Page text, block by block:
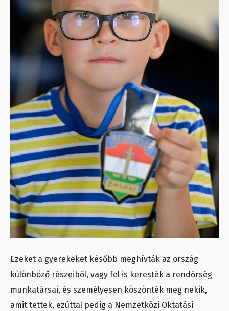
Ezeket a gyerekeket később meghívták az ország
különböző részeiből, vagy fel is keresték a rendőrség
munkatársai, és személyesen köszönték meg nekik,
amit tettek, ezúttal pedig a Nemzetközi Oktatási